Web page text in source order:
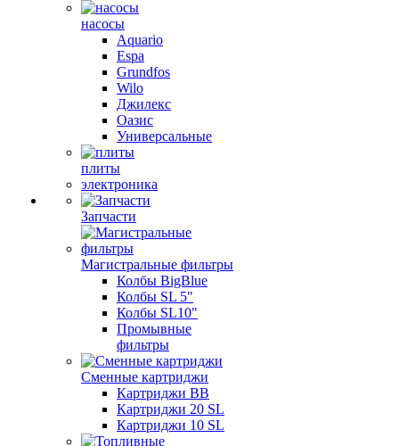
насосы
Aquario
Espa
Grundfos
Wilo
Джилекс
Оазис
Универсальные
плиты
электроника
Запчасти
Магистральные фильтры
Колбы BigBlue
Колбы SL 5"
Колбы SL10"
Промывные
фильтры
Сменные картриджи
Картриджи BB
Картриджи 20 SL
Картриджи 10 SL